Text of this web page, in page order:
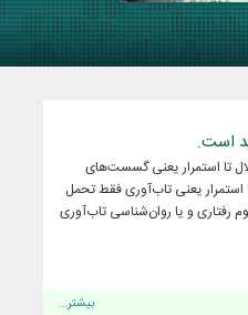
است.
تا استمرار یعنی گسست‌های
استمرار یعنی تاب‌آوری فقط تحمل
رفتاری و یا روان‌شناسی تاب‌آوری
بیشتر...